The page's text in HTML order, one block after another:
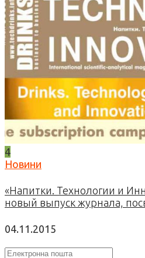
4
Новини
«Напитки. Технологии и
новый выпуск журнала,
04.11.2015